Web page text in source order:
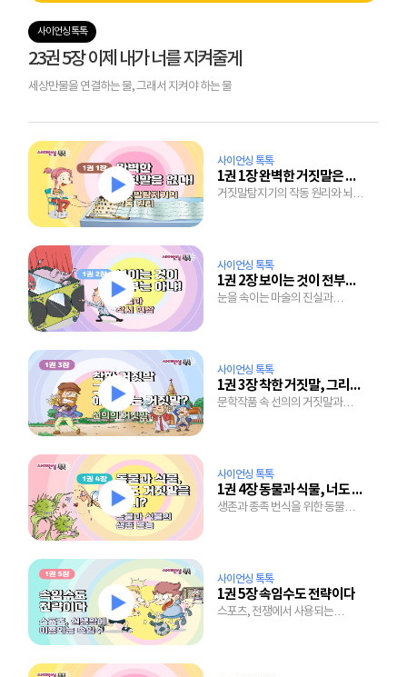
사이언싱 톡톡
23권 5장 이제 내가 너를 지켜줄게
세상만물을 연결하는 물, 그래서 지켜야 하는 물
사이언싱 톡톡
1권 1장 완벽한 거짓말은 없다!
거짓말탐지기의 작동 원리와 뇌도
사이언싱 톡톡
1권 2장 보이는 것이 전부는 아냐!
눈을 속이는 마술의 진실과
사이언싱 톡톡
1권 3장 착한 거짓말, 그리고 해도 되는 거짓말
문학작품 속 선의의 거짓말과
사이언싱 톡톡
1권 4장 동물과 식물, 너도 거짓말을 하니?
생존과 종족 번식을 위한 동물과
사이언싱 톡톡
1권 5장 속임수도 전략이다
스포츠, 전쟁에서 사용되는